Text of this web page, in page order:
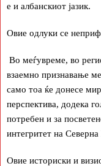
е и албанскиот јазик.
Овие одлуки се
Во меѓувреме, во
взаемно признавање
само тоа ќе донесе
перспектива, додека
потребен и за
интегритет на
Овие историски и